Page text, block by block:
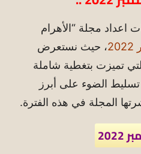
اعداد مجلة “الأهرام
، حيث نستعرض
تميزت بتغطية شاملة
تسليط الضوء على أبرز
المجلة في هذه الفترة.